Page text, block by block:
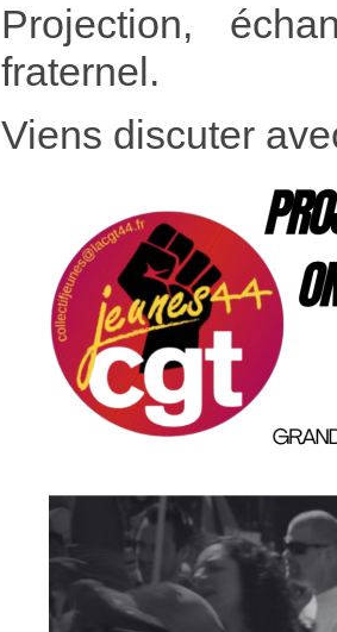
Projection,
fraternel.
Viens discuter